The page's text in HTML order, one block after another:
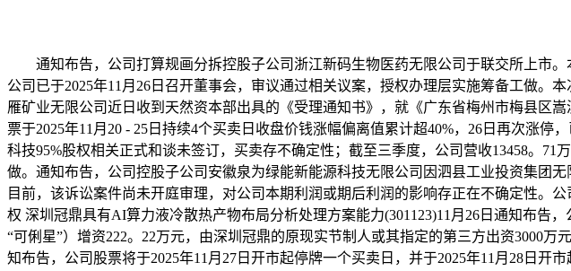
通知布告，公司打算规画分拆控股子公司浙江新码生物医药无限公司于联交所上市。
公司已于2025年11月26日召开董事会，审议通过相关议案，授权办理层实施筹备工做
雁矿业无限公司近日收到天然资本部出具的《受理通知书》，就《广东省梅州市梅县区
票于2025年11月20 - 25日持续4个买卖日收盘价钱涨幅偏离值累计超40%，26日再次涨
科技95%股权相关正式和谈未签订，买卖存不确定性；截至三季度，公司营收13458。
做。通知布告，公司控股子公司安徽泉为绿能新能源科技无限公司因泗县工业投资集团
目前，该诉讼案件尚未开庭审理，对公司本期利润或期后利润的影响存正在不确定性。
权 深圳冠鼎具有AI算力液冷散热产物布局分析处理方案能力(301123)11月26日通知布告
“可俐星”）增资222。22万元，由深圳冠鼎的原现实节制人或其指定的第三方出资3000
知布告，公司股票将于2025年11月27日开市起停牌一个买卖日，并于2025年11月28日